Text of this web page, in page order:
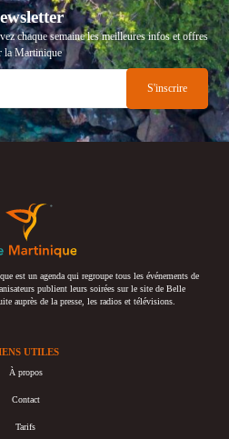
chaque semaine les meilleures infos et offres
la Martinique
est un agenda qui regroupe tous les événements de
publient leurs soirées sur le site de Belle
auprès de la presse, les radios et télévisions.
UTILES
À propos
Contact
Tarifs